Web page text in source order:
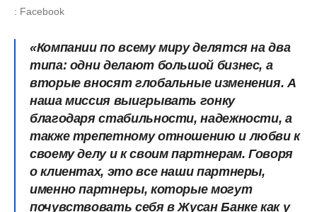
: Facebook
«Компании по всему миру делятся на два
типа: одни делают большой бизнес, а
вторые вносят глобальные изменения. А
наша миссия выигрывать гонку
благодаря стабильности, надежности, а
также трепетному отношению и любви к
своему делу и к своим партнерам. Говоря
о клиентах, это все наши партнеры,
именно партнеры, которые могут
почувствовать себя в Жусан Банке как у